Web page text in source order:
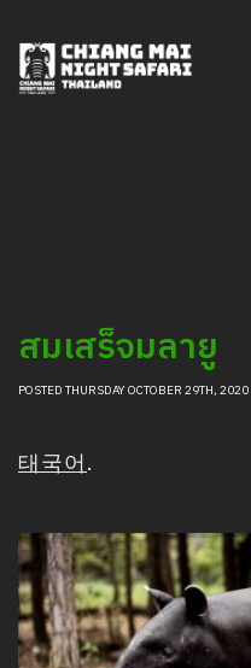
สมเสร็จมลายู
POSTED THURSDAY OCTOBER 29TH,
태국어.